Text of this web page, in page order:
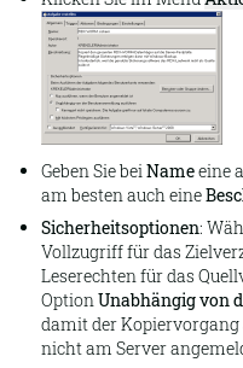
Geben Sie beiNameeine
am besten auch eine
Sicherheitsoptionen:
Vollzugriff für das
Leserechten für das
OptionUnabhängig von
damit der
nicht am Server